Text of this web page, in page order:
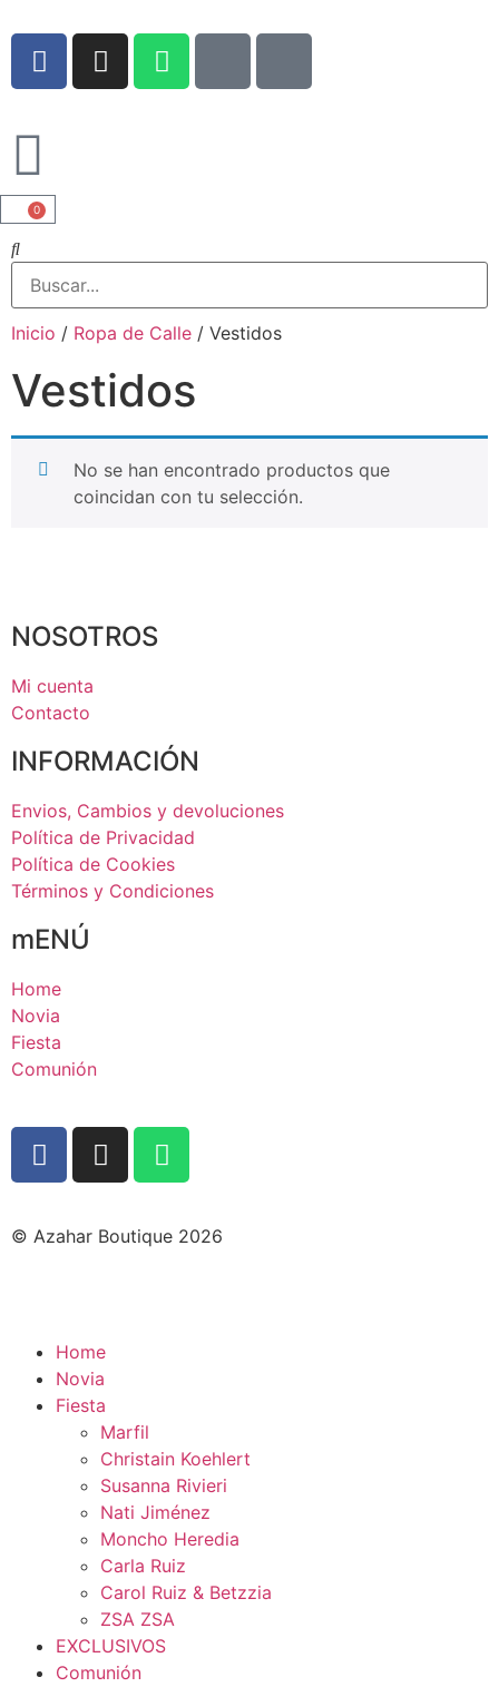
0
Inicio / Ropa de Calle / Vestidos
Vestidos
No se han encontrado productos que
coincidan con tu selección.
NOSOTROS
Mi cuenta
Contacto
INFORMACIÓN
Envios, Cambios y devoluciones
Política de Privacidad
Política de Cookies
Términos y Condiciones
mENÚ
Home
Novia
Fiesta
Comunión
© Azahar Boutique 2026
Home
Novia
Fiesta
Marfil
Christain Koehlert
Susanna Rivieri
Nati Jiménez
Moncho Heredia
Carla Ruiz
Carol Ruiz & Betzzia
ZSA ZSA
EXCLUSIVOS
Comunión